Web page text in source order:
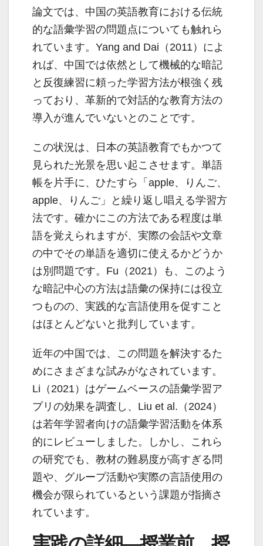
論文では、中国の英語教育における伝統
的な語彙学習の問題点についても触れら
れています。Yang and Dai（2011）によ
れば、中国では依然として機械的な暗記
と反復練習に頼った学習方法が根強く残
っており、革新的で対話的な教育方法の
導入が進んでいないとのことです。
この状況は、日本の英語教育でもかつて
見られた光景を思い起こさせます。単語
帳を片手に、ひたすら「apple、りんご、
apple、りんご」と繰り返し唱える学習方
法です。確かにこの方法である程度は単
語を覚えられますが、実際の会話や文章
の中でその単語を適切に使えるかどうか
は別問題です。Fu（2021）も、このよう
な暗記中心の方法は語彙の保持には役立
つものの、実践的な言語使用を促すこと
はほとんどないと批判しています。
近年の中国では、この問題を解決するた
めにさまざまな試みがなされています。
Li（2021）はゲームベースの語彙学習ア
プリの効果を調査し、Liu et al.（2024）
は若年学習者向けの語彙学習活動を体系
的にレビューしました。しかし、これら
の研究でも、教材の難易度が高すぎる問
題や、グループ活動や実際の言語使用の
機会が限られているという課題が指摘さ
れています。